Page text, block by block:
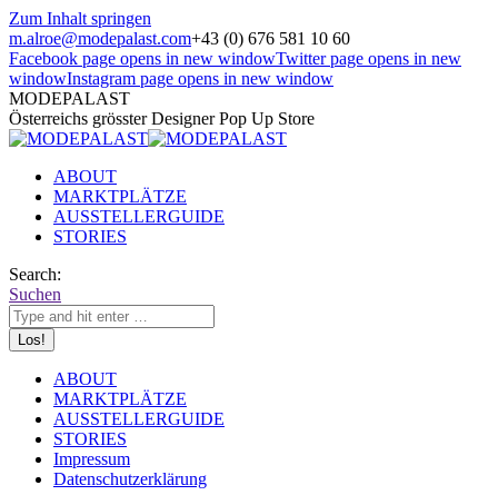
Zum Inhalt springen
m.alroe@modepalast.com+43 (0) 676 581 10 60
Facebook page opens in new windowTwitter page opens in new
windowInstagram page opens in new window
MODEPALAST
Österreichs grösster Designer Pop Up Store
ABOUT
MARKTPLÄTZE
AUSSTELLERGUIDE
STORIES
Search:
Suchen
ABOUT
MARKTPLÄTZE
AUSSTELLERGUIDE
STORIES
Impressum
Datenschutzerklärung